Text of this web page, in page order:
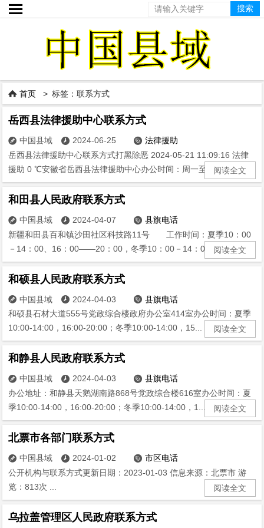

 首页 > 标签：联系方式
岳西县法律援助中心联系方式
 中国县域  2024-06-25  法律援助
岳西县法律援助中心联系方式打黑除恶 2024-05-21 11:09:16 法律
援助 0 ℃安徽省岳西县法律援助中心办公时间：周一至周五8:00...
阅读全文
和田县人民政府联系方式
 中国县域  2024-04-07  县旗电话
新疆和田县百和镇沙田社区科技路11号 工作时间：夏季10：00
－14：00、16：00——20：00，冬季10：00－14：00，15：3...
阅读全文
和硕县人民政府联系方式
 中国县域  2024-04-03  县旗电话
和硕县石材大道555号党政综合楼政府办公室414室办公时间：夏季
10:00-14:00，16:00-20:00；冬季10:00-14:00，15...
阅读全文
和静县人民政府联系方式
 中国县域  2024-04-03  县旗电话
办公地址：和静县天鹅湖南路868号党政综合楼616室办公时间：夏
季10:00-14:00，16:00-20:00；冬季10:00-14:00，1...
阅读全文
北票市各部门联系方式
 中国县域  2024-01-02  市区电话
公开机构与联系方式更新日期：2023-01-03 信息来源：北票市 游
览：813次 ...
阅读全文
乌拉盖管理区人民政府联系方式